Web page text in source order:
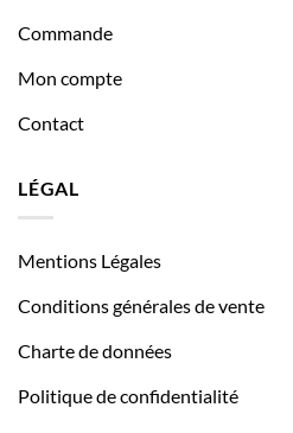
Commande
Mon compte
Contact
LÉGAL
Mentions Légales
Conditions générales de vente
Charte de données
Politique de confidentialité